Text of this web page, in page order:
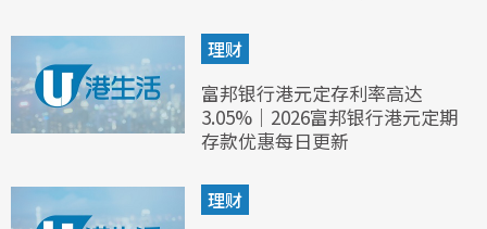
理财
富邦银行港元定存利率高达
3.05%｜2026富邦银行港元定期
存款优惠每日更新
理财